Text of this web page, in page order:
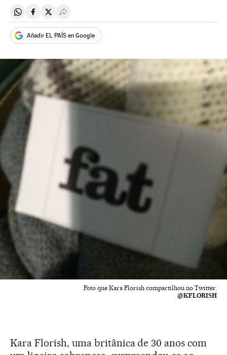
Compartir en Whatsapp
Compartir en Facebook
Compartir en Twitter
Desplegar Redes Sociales
Añadir EL PAÍS en Google
Foto que Kara Florish compartilhou no Twitter.
@KFLORISH
Kara Florish, uma britânica de 30 anos com